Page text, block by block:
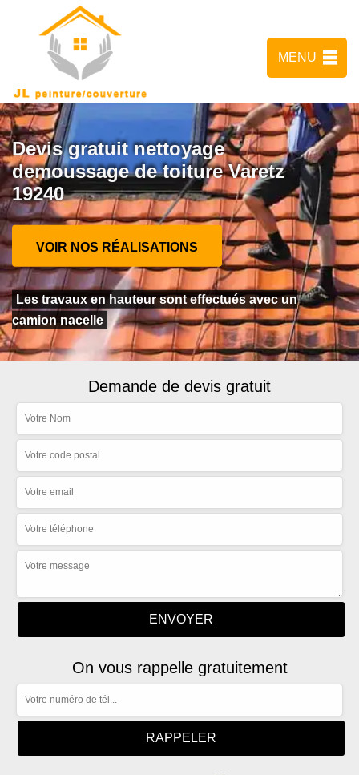
MENU
Devis gratuit nettoyage
demoussage de toiture Varetz
19240
VOIR NOS RÉALISATIONS
Les travaux en hauteur sont effectués avec un
camion nacelle
Demande de devis gratuit
On vous rappelle gratuitement